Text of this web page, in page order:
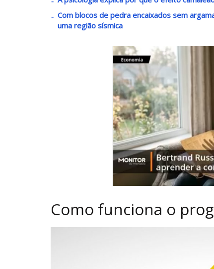
Com blocos de pedra encaixados sem
uma região sísmica
Como funciona o